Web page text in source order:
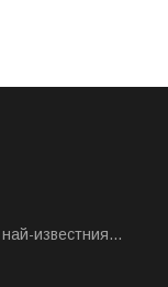
известния...